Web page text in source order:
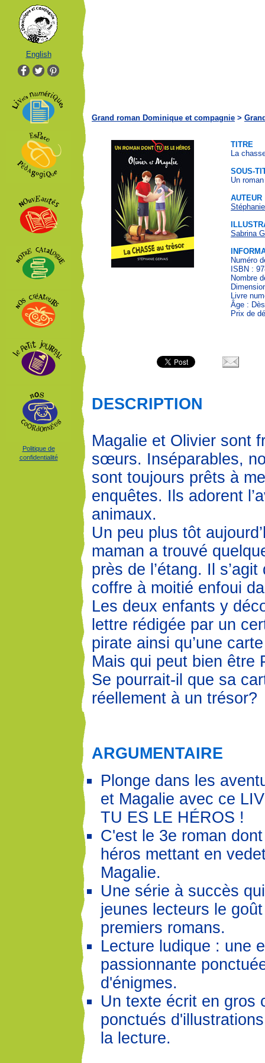
English
Politique de
confidentialité
Grand roman Dominique et compagnie >
TITRE
La
SOUS-
Un
AUTEUR
Sabrina
Numéro
ISBN :
Nombre
Livre
Âge :
Prix de
DESCRIPTION
Magalie et Olivier sont
sœurs. Inséparables,
sont toujours prêts à
enquêtes. Ils adorent
animaux.
Un peu plus tôt
maman a trouvé
près de l’étang. Il s’agit
coffre à moitié enfoui
Les deux enfants y
lettre rédigée par un
pirate ainsi qu’une
Mais qui peut bien être
Se pourrait-il que sa
réellement à un trésor?
ARGUMENTAIRE
Plonge dans les
et Magalie avec ce
TU ES LE HÉROS !
C'est le 3e roman
héros mettant en
Magalie.
Une série à succès
jeunes lecteurs le
premiers romans.
Lecture ludique : une
passionnante
d'énigmes.
Un texte écrit en gros
ponctués
la lecture.